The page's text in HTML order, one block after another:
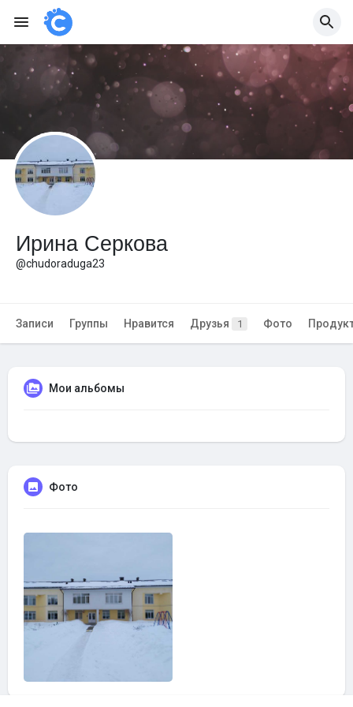
Ирина Серкова
@chudoraduga23
Записи Группы Нравится Друзья 1 Фото
Мои альбомы
Фото